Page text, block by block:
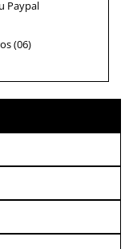
Paypal
(06)